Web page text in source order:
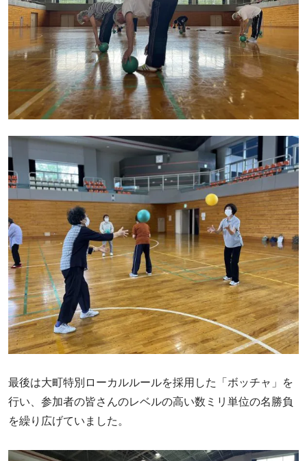
最後は大町特別ローカルルールを採用した「ボッチャ」を
行い、参加者の皆さんのレベルの高い数ミリ単位の名勝負
を繰り広げていました。